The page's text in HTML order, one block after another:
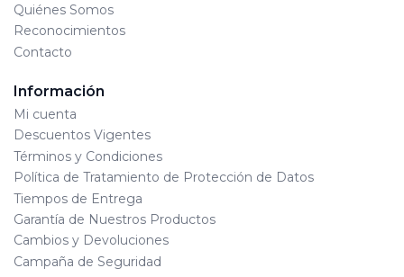
estructura de la silla. Incluye ruedas.
Ajustable en dos alturas
Bandeja ajustable en profundidad
Con cinturón de seguridad
Con reposapiés
Soportes plásticos para evitar deslizamientos con
ruedas
Quiénes Somos
Reconocimientos
Contacto
Información
Mi cuenta
Descuentos Vigentes
Términos y Condiciones
Política de Tratamiento de Protección de Datos
Tiempos de Entrega
Garantía de Nuestros Productos
Cambios y Devoluciones
Campaña de Seguridad